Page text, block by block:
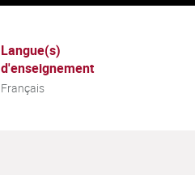
Langue(s)
d'enseignement
Français